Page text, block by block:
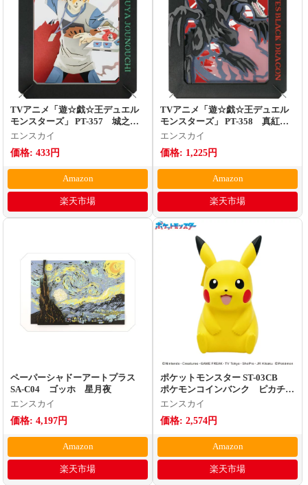
TVアニメ「遊☆戯☆王デュエル
モンスターズ」 PT-357 城之内
克也 ペーパーシアター
エンスカイ
価格: 433円
Amazon
楽天市場
TVアニメ「遊☆戯☆王デュエル
モンスターズ」 PT-358 真紅眼
の黒竜 ペーパーシアター
エンスカイ
価格: 1,225円
Amazon
楽天市場
ペーパーシャドーアートプラス
SA-C04 ゴッホ 星月夜
エンスカイ
価格: 4,197円
Amazon
楽天市場
ポケットモンスター ST-03CB
ポケモンコインバンク ピカチュ
ウ
エンスカイ
価格: 2,574円
Amazon
楽天市場